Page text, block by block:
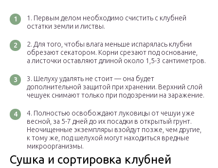
Первым делом необходимо счистить с клубней
остатки земли и листвы.
Для того, чтобы влага меньше испарялась клубни
обрезают секатором. Корни срезают под основание,
а листочки оставляют длиной около 1,5-3 сантиметров.
Шелуху удалять не стоит — она будет
дополнительной защитой при хранении. Верхний слой
чешуек снимают только при подозрении на заражение.
Полностью освобождают луковицы от чешуи уже
весной, за 5-7 дней до их посадки в открытый грунт.
Неочищенные экземпляры взойдут позже, чем другие,
к тому же, под шелухой могут находиться вредные
микроорганизмы.
Сушка и сортировка клубней